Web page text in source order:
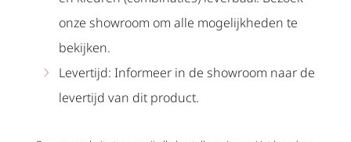
onze showroom om alle mogelijkheden te
bekijken.
Levertijd: Informeer in de showroom naar de
levertijd van dit product.